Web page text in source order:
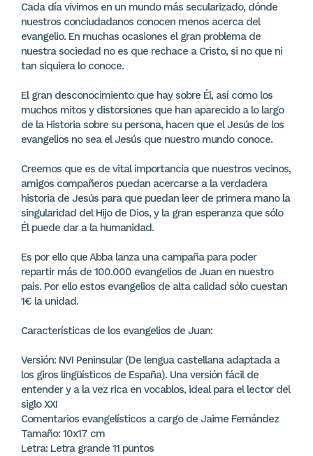
Cada día vivimos en un mundo más secularizado, dónde
nuestros conciudadanos conocen menos acerca del
evangelio. En muchas ocasiones el gran problema de
nuestra sociedad no es que rechace a Cristo, si no que ni
tan siquiera lo conoce.
El gran desconocimiento que hay sobre Él, así como los
muchos mitos y distorsiones que han aparecido a lo largo
de la Historia sobre su persona, hacen que el Jesús de los
evangelios no sea el Jesús que nuestro mundo conoce.
Creemos que es de vital importancia que nuestros vecinos,
amigos compañeros puedan acercarse a la verdadera
historia de Jesús para que puedan leer de primera mano la
singularidad del Hijo de Dios, y la gran esperanza que sólo
Él puede dar a la humanidad.
Es por ello que Abba lanza una campaña para poder
repartir más de 100.000 evangelios de Juan en nuestro
país. Por ello estos evangelios de alta calidad sólo cuestan
1€ la unidad.
Características de los evangelios de Juan:
Versión: NVI Peninsular (De lengua castellana adaptada a
los giros lingüísticos de España). Una versión fácil de
entender y a la vez rica en vocablos, ideal para el lector del
siglo XXI
Comentarios evangelísticos a cargo de Jaime Fernández
Tamaño: 10x17 cm
Letra: Letra grande 11 puntos